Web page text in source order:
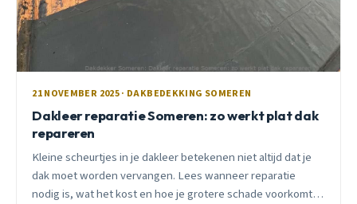
21 NOVEMBER 2025 · DAKBEDEKKING SOMEREN
Dakleer reparatie Someren: zo werkt plat dak
repareren
Kleine scheurtjes in je dakleer betekenen niet altijd dat je
dak moet worden vervangen. Lees wanneer reparatie
nodig is, wat het kost en hoe je grotere schade voorkomt.